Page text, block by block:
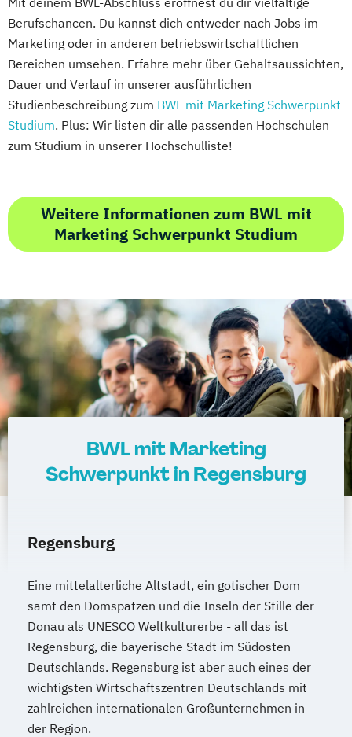
Berufschancen. Du kannst dich entweder nach Jobs im
Marketing oder in anderen betriebswirtschaftlichen
Bereichen umsehen. Erfahre mehr über Gehaltsaussichten,
Dauer und Verlauf in unserer ausführlichen
Studienbeschreibung zum BWL mit Marketing Schwerpunkt
Studium. Plus: Wir listen dir alle passenden Hochschulen
zum Studium in unserer Hochschulliste!
Weitere Informationen zum BWL mit
Marketing Schwerpunkt Studium
BWL mit Marketing
Schwerpunkt in Regensburg
Regensburg
Eine mittelalterliche Altstadt, ein gotischer Dom
samt den Domspatzen und die Inseln der Stille der
Donau als UNESCO Weltkulturerbe - all das ist
Regensburg, die bayerische Stadt im Südosten
Deutschlands. Regensburg ist aber auch eines der
wichtigsten Wirtschaftszentren Deutschlands mit
zahlreichen internationalen Großunternehmen in
der Region.